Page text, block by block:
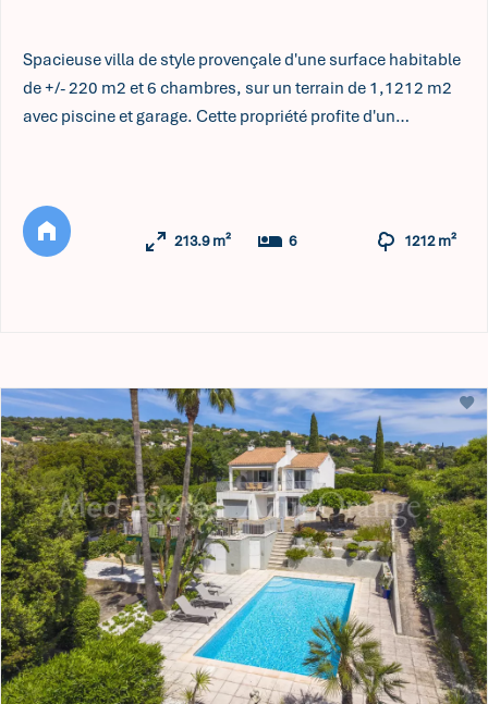
Spacieuse villa de style provençale d'une surface habitable
de +/- 220 m2 et 6 chambres, sur un terrain de 1,1212 m2
avec piscine et garage. Cette propriété profite d'un
213.9 m² 6 1212 m²